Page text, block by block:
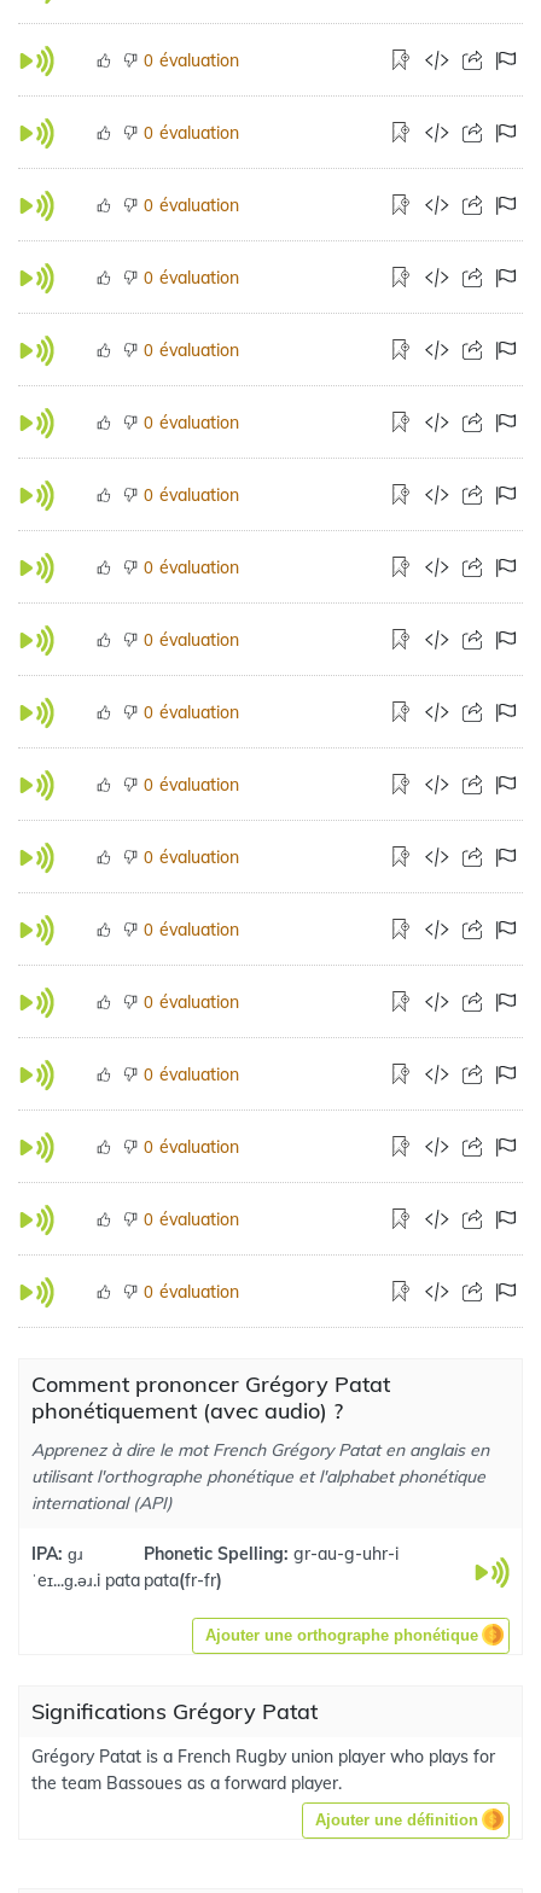
0 évaluation
0 évaluation
0 évaluation
0 évaluation
0 évaluation
0 évaluation
0 évaluation
0 évaluation
0 évaluation
0 évaluation
0 évaluation
0 évaluation
0 évaluation
0 évaluation
0 évaluation
0 évaluation
0 évaluation
0 évaluation
Comment prononcer Grégory Patat
phonétiquement (avec audio) ?
Apprenez à dire le mot French Grégory Patat en anglais en
utilisant l'orthographe phonétique et l'alphabet phonétique
international (API)
IPA: ɡɹ
ˈeɪ...ɡ.əɹ.i pata
Phonetic Spelling: gr-au-g-uhr-i
pata(fr-fr)
Ajouter une orthographe phonétique
Significations Grégory Patat
Grégory Patat is a French Rugby union player who plays for
the team Bassoues as a forward player.
Ajouter une définition